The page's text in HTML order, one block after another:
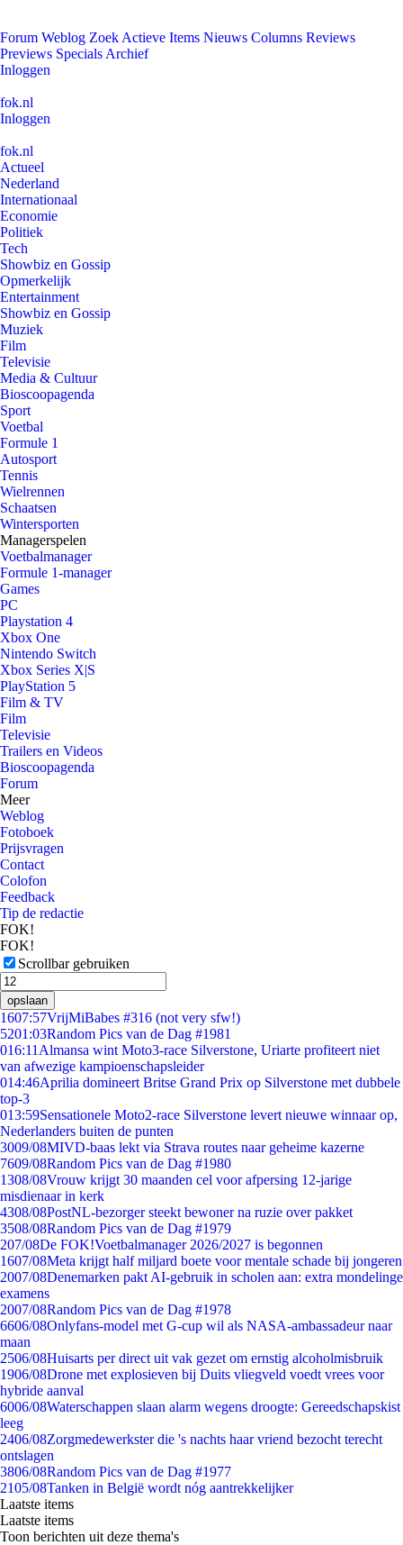
Forum Weblog Zoek Actieve Items Nieuws Columns Reviews
Previews Specials Archief
Inloggen
fok.nl
Inloggen
fok.nl
Actueel
Nederland
Internationaal
Economie
Politiek
Tech
Showbiz en Gossip
Opmerkelijk
Entertainment
Showbiz en Gossip
Muziek
Film
Televisie
Media & Cultuur
Bioscoopagenda
Sport
Voetbal
Formule 1
Autosport
Tennis
Wielrennen
Schaatsen
Wintersporten
Managerspelen
Voetbalmanager
Formule 1-manager
Games
PC
Playstation 4
Xbox One
Nintendo Switch
Xbox Series X|S
PlayStation 5
Film & TV
Film
Televisie
Trailers en Videos
Bioscoopagenda
Forum
Meer
Weblog
Fotoboek
Prijsvragen
Contact
Colofon
Feedback
Tip de redactie
FOK!
FOK!
Scrollbar gebruiken
opslaan
1607:57VrijMiBabes #316 (not very sfw!)
5201:03Random Pics van de Dag #1981
016:11 Almansa wint Moto3-race Silverstone, Uriarte profiteert niet
van afwezige kampioenschapsleider
014:46Aprilia domineert Britse Grand Prix op Silverstone met dubbele
top-3
013:59Sensationele Moto2-race Silverstone levert nieuwe winnaar op,
Nederlanders buiten de punten
3009/08MIVD-baas lekt via Strava routes naar geheime kazerne
7609/08Random Pics van de Dag #1980
1308/08Vrouw krijgt 30 maanden cel voor afpersing 12-jarige
misdienaar in kerk
4308/08PostNL-bezorger steekt bewoner na ruzie over pakket
3508/08Random Pics van de Dag #1979
207/08De FOK!Voetbalmanager 2026/2027 is begonnen
1607/08Meta krijgt half miljard boete voor mentale schade bij jongeren
2007/08Denemarken pakt AI-gebruik in scholen aan: extra mondelinge
examens
2007/08Random Pics van de Dag #1978
6606/08Onlyfans-model met G-cup wil als NASA-ambassadeur naar
maan
2506/08Huisarts per direct uit vak gezet om ernstig alcoholmisbruik
1906/08Drone met explosieven bij Duits vliegveld voedt vrees voor
hybride aanval
6006/08Waterschappen slaan alarm wegens droogte: Gereedschapskist
leeg
2406/08Zorgmedewerkster die 's nachts haar vriend bezocht terecht
ontslagen
3806/08Random Pics van de Dag #1977
2105/08Tanken in België wordt nóg aantrekkelijker
Laatste items
Laatste items
Toon berichten uit deze thema's